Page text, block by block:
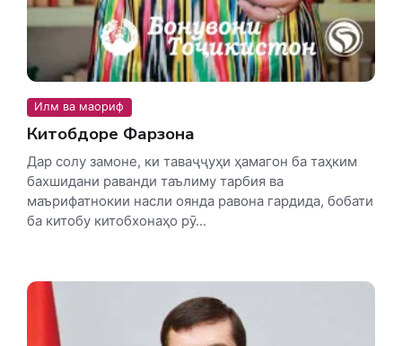
Илм ва маориф
Китобдоре Фарзона
Дар солу замоне, ки таваҷҷуҳи ҳамагон ба таҳким
бахшидани раванди таълиму тарбия ва
маърифатнокии насли оянда равона гардида, бобати
ба китобу китобхонаҳо рӯ...